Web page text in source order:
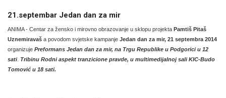
21.septembar Jedan dan za mir
ANIMA - Centar za žensko i mirovno obrazovanje u sklopu projekta Pamtiš Pitaš
Uznemiravaš a povodom svjetske kampanje Jedan dan za mir, 21 septembra 2014
organizuje Preformans Jedan dan za mir, na Trgu Republike u Podgorici u 12
sati. Tribinu Rodni aspekt tranzicione pravde, u multimedijalnoj sali KIC-Budo
Tomović u 18 sati.